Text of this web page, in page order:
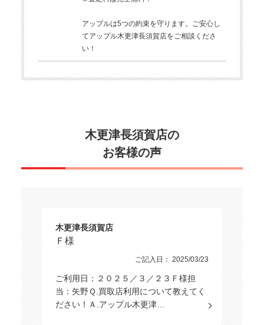
アップルは5つの約束を守ります。ご安心し
てアップル木更津長須賀店をご相談くださ
い！
木更津長須賀店の
お客様の声
木更津長須賀店
Ｆ様
ご記入日： 2025/03/23
ご利用日：２０２５／３／２３Ｆ様担
当：矢野Ｑ.買取店利用について教えてく
ださい！Ａ.アップル木更津…